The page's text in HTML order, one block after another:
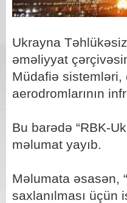
Ukrayna
əməliyyat
Müdafiə sistemləri,
aerodromlarının
Bu barədə “RBK-
məlumat yayıb.
Məlumata əsasən,
saxlanılması